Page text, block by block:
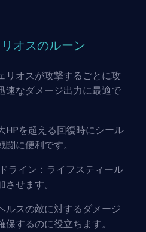
オスのルーン
リオスが攻撃するごとに攻
速なダメージ出力に最適で
HPを超える回復時にシール
に便利です。
ライン：ライフスティール
せます。
ルスの敵に対するダメージ
するのに役立ちます。